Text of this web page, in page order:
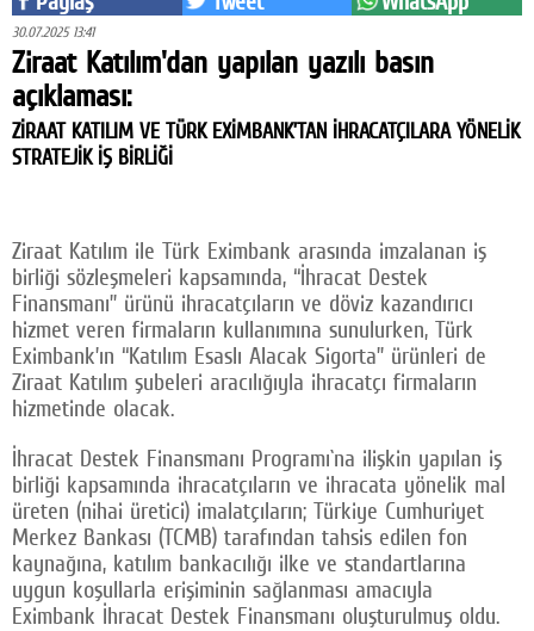
İletişim
A24 SOSYAL MEDYA
Facebook
© 2026 TÜM HAKLARI SAKLIDIR
30.07.2025 13:41
Ziraat Katılım'dan yapılan yazılı basın
açıklaması:
ZİRAAT KATILIM VE TÜRK EXİMBANK’TAN İHRACATÇILARA YÖNELİK
STRATEJİK İŞ BİRLİĞİ
Ziraat Katılım ile Türk Eximbank arasında imzalanan iş
birliği sözleşmeleri kapsamında, “İhracat Destek
Finansmanı” ürünü ihracatçıların ve döviz kazandırıcı
hizmet veren firmaların kullanımına sunulurken, Türk
Eximbank’ın “Katılım Esaslı Alacak Sigorta” ürünleri de
Ziraat Katılım şubeleri aracılığıyla ihracatçı firmaların
hizmetinde olacak.
İhracat Destek Finansmanı Programı`na ilişkin yapılan iş
birliği kapsamında ihracatçıların ve ihracata yönelik mal
üreten (nihai üretici) imalatçıların; Türkiye Cumhuriyet
Merkez Bankası (TCMB) tarafından tahsis edilen fon
kaynağına, katılım bankacılığı ilke ve standartlarına
uygun koşullarla erişiminin sağlanması amacıyla
Eximbank İhracat Destek Finansmanı oluşturulmuş oldu.